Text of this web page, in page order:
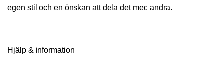
egen stil och en önskan att dela det med andra.
Hjälp & information